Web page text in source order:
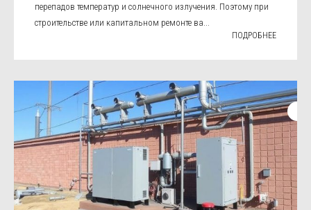
перепадов температур и солнечного излучения. Поэтому при
строительстве или капитальном ремонте ва...
ПОДРОБНЕЕ